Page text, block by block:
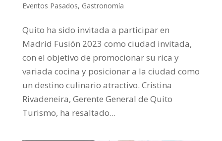
Eventos Pasados, Gastronomía
Quito ha sido invitada a participar en
Madrid Fusión 2023 como ciudad invitada,
con el objetivo de promocionar su rica y
variada cocina y posicionar a la ciudad como
un destino culinario atractivo. Cristina
Rivadeneira, Gerente General de Quito
Turismo, ha resaltado...